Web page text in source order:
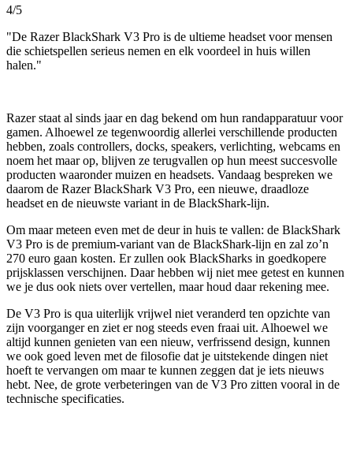
4/5
"De Razer BlackShark V3 Pro is de ultieme headset voor mensen
die schietspellen serieus nemen en elk voordeel in huis willen
halen."
Razer staat al sinds jaar en dag bekend om hun randapparatuur voor
gamen. Alhoewel ze tegenwoordig allerlei verschillende producten
hebben, zoals controllers, docks, speakers, verlichting, webcams en
noem het maar op, blijven ze terugvallen op hun meest succesvolle
producten waaronder muizen en headsets. Vandaag bespreken we
daarom de Razer BlackShark V3 Pro, een nieuwe, draadloze
headset en de nieuwste variant in de BlackShark-lijn.
Om maar meteen even met de deur in huis te vallen: de BlackShark
V3 Pro is de premium-variant van de BlackShark-lijn en zal zo’n
270 euro gaan kosten. Er zullen ook BlackSharks in goedkopere
prijsklassen verschijnen. Daar hebben wij niet mee getest en kunnen
we je dus ook niets over vertellen, maar houd daar rekening mee.
De V3 Pro is qua uiterlijk vrijwel niet veranderd ten opzichte van
zijn voorganger en ziet er nog steeds even fraai uit. Alhoewel we
altijd kunnen genieten van een nieuw, verfrissend design, kunnen
we ook goed leven met de filosofie dat je uitstekende dingen niet
hoeft te vervangen om maar te kunnen zeggen dat je iets nieuws
hebt. Nee, de grote verbeteringen van de V3 Pro zitten vooral in de
technische specificaties.